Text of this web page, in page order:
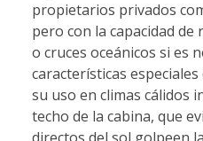
propietarios privados
pero con la capacidad
o cruces oceánicos si es
características
su uso en climas cálidos
techo de la cabina, que